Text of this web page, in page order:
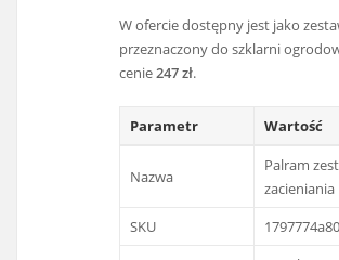
W ofercie dostępny jest jako
przeznaczony do szklarni
cenie247 zł.
Parametr Wartość
Nazwa
Palram
zacieniania
SKU